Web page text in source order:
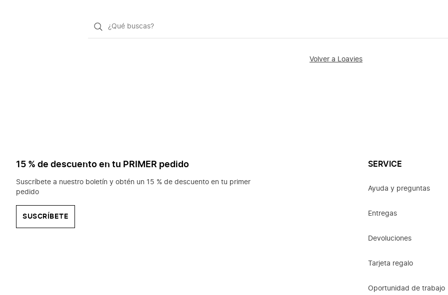
¿Qué
Volver a Loavies
15 % de descuento en tu PRIMER pedido
Suscríbete a nuestro boletín y obtén un 15 % de descuento en tu primer
pedido
SUSCRÍBETE
SERVICE
Ayuda y preguntas
Entregas
Devoluciones
Tarjeta regalo
Oportunidad de trabajo